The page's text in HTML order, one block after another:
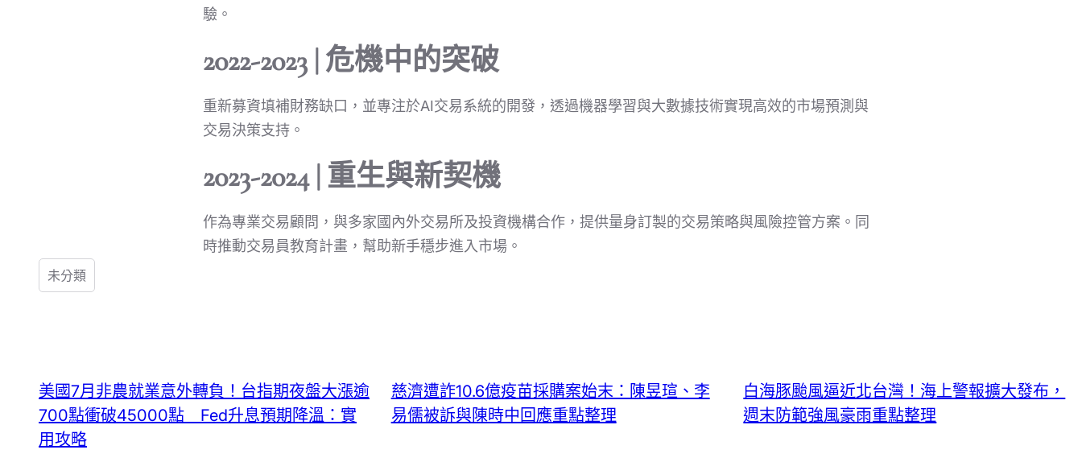
驗。
2022-2023 | 危機中的突破
重新募資填補財務缺口，並專注於AI交易系統的開發，透過機器學習與大數據技術實現高效的市場預測與
交易決策支持。
2023-2024 | 重生與新契機
作為專業交易顧問，與多家國內外交易所及投資機構合作，提供量身訂製的交易策略與風險控管方案。同
時推動交易員教育計畫，幫助新手穩步進入市場。
未分類
美國7月非農就業意外轉負！台指期夜盤大漲逾
700點衝破45000點 Fed升息預期降溫：實
用攻略
慈濟遭詐10.6億疫苗採購案始末：陳昱瑄、李
易儒被訴與陳時中回應重點整理
白海豚颱風逼近北台灣！海上警報擴大發布，
週末防範強風豪雨重點整理